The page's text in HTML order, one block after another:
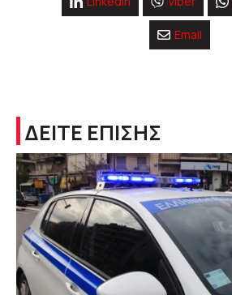
Email
ΔΕΙΤΕ ΕΠΙΣΗΣ